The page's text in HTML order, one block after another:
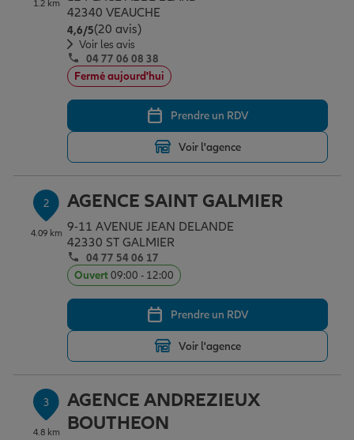
Assurance emprunteur
Prévoyance et dépendance
Assurance animal de compagnie
Protection de la famille
Protection juridique
Épargne & retraite
Plan épargne retraite
Assurance vie
Placements financiers
Investissements immobiliers
Vos projets
Partir en vacances
Déménager
Changer de voiture
Conseil assurance
Outre-mer
Assurance auto
Garantie des accidents de la vie
Professionnels
1.2 km
42340 VEAUCHE
4,6/5Note de 4.6 sur 5
(20 avis)
Voir les avis
04 77 06 08 38
Fermé aujourd'hui
Prendre un RDV
Voir l'agence
2
4.09 km
AGENCE SAINT GALMIER
9-11 AVENUE JEAN DELANDE
42330 ST GALMIER
04 77 54 06 17
Ouvert09:00 - 12:00
Prendre un RDV
Voir l'agence
3
4.8 km
AGENCE ANDREZIEUX
BOUTHEON